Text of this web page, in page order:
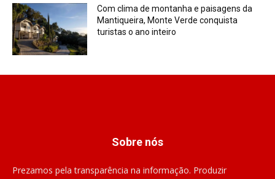
Com clima de montanha e paisagens da
Mantiqueira, Monte Verde conquista
turistas o ano inteiro
Sobre nós
Prezamos pela transparência na informação. Produzir